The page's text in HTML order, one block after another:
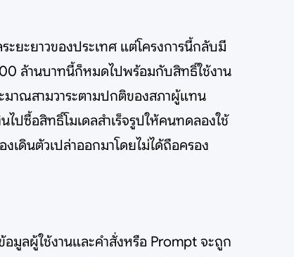
ยะยาวของประเทศ แต่โครงการนี้กลับมี
ล้านบาทนี้ก็หมดไปพร้อมกับสิทธิ์ใช้งาน
มาณสามวาระตามปกติของสภาผู้แทน
ปซื้อสิทธิ์โมเดลสำเร็จรูปให้คนทดลองใช้
เดินตัวเปล่าออกมาโดยไม่ได้ถือครอง
มูลผู้ใช้งานและคำสั่งหรือ Prompt จะถูก